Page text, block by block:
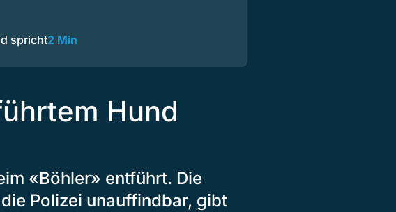
spricht2 Min
Hund
«Böhler» entführt. Die
Polizei unauffindbar, gibt